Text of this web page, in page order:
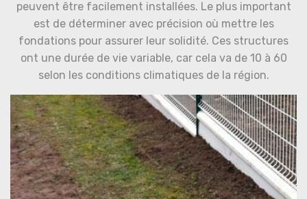
peuvent être facilement installées. Le plus important
est de déterminer avec précision où mettre les
fondations pour assurer leur solidité. Ces structures
ont une durée de vie variable, car cela va de 10 à 60
selon les conditions climatiques de la région.